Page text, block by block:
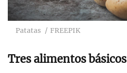
Patatas FREEPIK
Tres alimentos básicos